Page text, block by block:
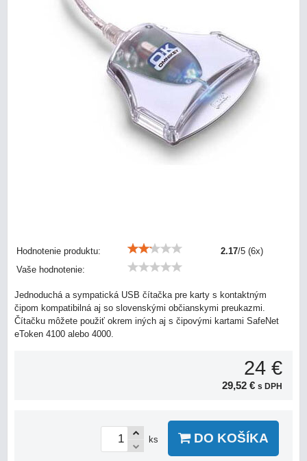
Hodnotenie produktu: 2.17/5 (6x)
Vaše hodnotenie:
Jednoduchá a sympatická USB čítačka pre karty s kontaktným
čipom kompatibilná aj so slovenskými občianskymi preukazmi.
Čítačku môžete použiť okrem iných aj s čipovými kartami SafeNet
eToken 4100 alebo 4000.
24 €
29,52 € s DPH
ks DO KOŠÍKA